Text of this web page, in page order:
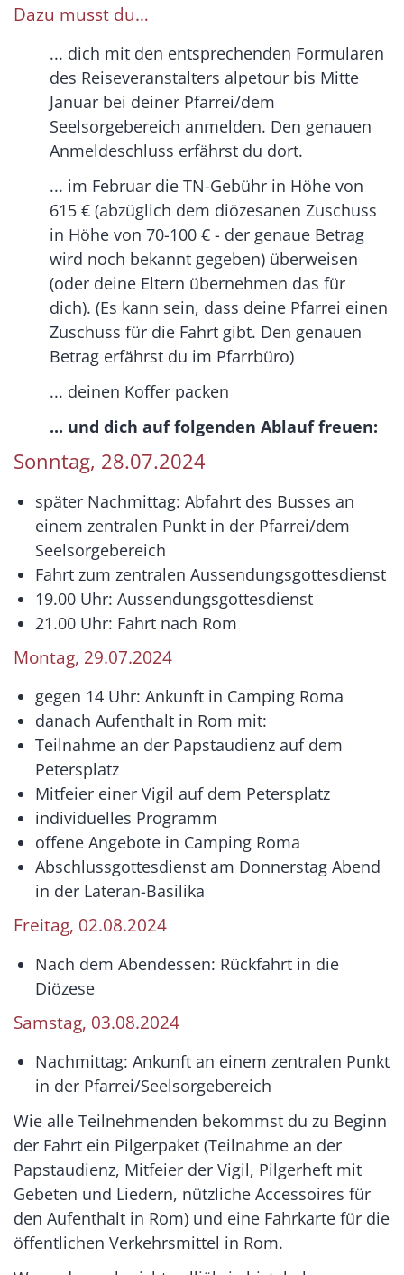
Dazu musst du…
... dich mit den entsprechenden Formularen
des Reiseveranstalters alpetour bis Mitte
Januar bei deiner Pfarrei/dem
Seelsorgebereich anmelden. Den genauen
Anmeldeschluss erfährst du dort.
... im Februar die TN-Gebühr in Höhe von
615 € (abzüglich dem diözesanen Zuschuss
in Höhe von 70-100 € - der genaue Betrag
wird noch bekannt gegeben) überweisen
(oder deine Eltern übernehmen das für
dich). (Es kann sein, dass deine Pfarrei einen
Zuschuss für die Fahrt gibt. Den genauen
Betrag erfährst du im Pfarrbüro)
... deinen Koffer packen
... und dich auf folgenden Ablauf freuen:
Sonntag, 28.07.2024
später Nachmittag: Abfahrt des Busses an
einem zentralen Punkt in der Pfarrei/dem
Seelsorgebereich
Fahrt zum zentralen Aussendungsgottesdienst
19.00 Uhr: Aussendungsgottesdienst
21.00 Uhr: Fahrt nach Rom
Montag, 29.07.2024
gegen 14 Uhr: Ankunft in Camping Roma
danach Aufenthalt in Rom mit:
Teilnahme an der Papstaudienz auf dem
Petersplatz
Mitfeier einer Vigil auf dem Petersplatz
individuelles Programm
offene Angebote in Camping Roma
Abschlussgottesdienst am Donnerstag Abend
in der Lateran-Basilika
Freitag, 02.08.2024
Nach dem Abendessen: Rückfahrt in die
Diözese
Samstag, 03.08.2024
Nachmittag: Ankunft an einem zentralen Punkt
in der Pfarrei/Seelsorgebereich
Wie alle Teilnehmenden bekommst du zu Beginn
der Fahrt ein Pilgerpaket (Teilnahme an der
Papstaudienz, Mitfeier der Vigil, Pilgerheft mit
Gebeten und Liedern, nützliche Accessoires für
den Aufenthalt in Rom) und eine Fahrkarte für die
öffentlichen Verkehrsmittel in Rom.